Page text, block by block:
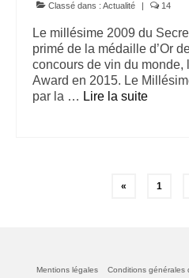
Classé dans : Actualité 14
Le millésime 2009 du
primé de la médaille d’Or
concours de vin du
Award en 2015. Le
par la … Lire la suite­­
Navigation
« 1
Mentions légales Conditions générales